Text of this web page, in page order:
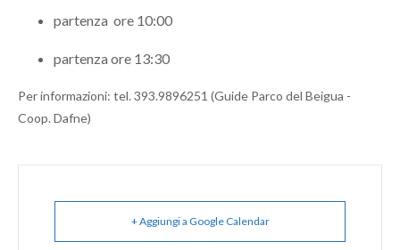
partenza ore 10:00
partenza ore 13:30
Per informazioni: tel. 393.9896251 (Guide Parco del Beigua -
Coop. Dafne)
+ Aggiungi a Google Calendar